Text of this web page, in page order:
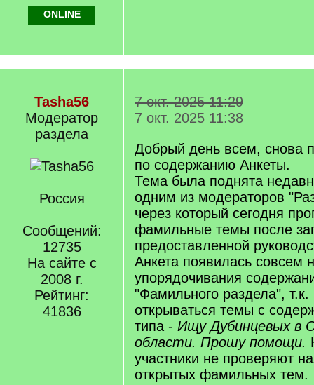
ONLINE
Tasha56
Модератор
раздела
Россия
Сообщений:
12735
На сайте с
2008 г.
Рейтинг:
41836
7 окт. 2025 11:29
7 окт. 2025 11:38
Добрый день всем, снова
по содержанию Анкеты.
Тема была поднята
одним из модераторов
через который сегодня
фамильные темы после
предоставленной
Анкета появилась совсем
упорядочивания
"Фамильного раздела", т.к.
открываться темы с
типа - Ищу Дубинцевых в
области. Прошу помощи.
участники не проверяют
открытых фамильных тем.